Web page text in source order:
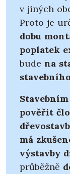
v jiných
Proto je
dobu
poplatek
bude na
pověřit
má
výstavby
průběžně